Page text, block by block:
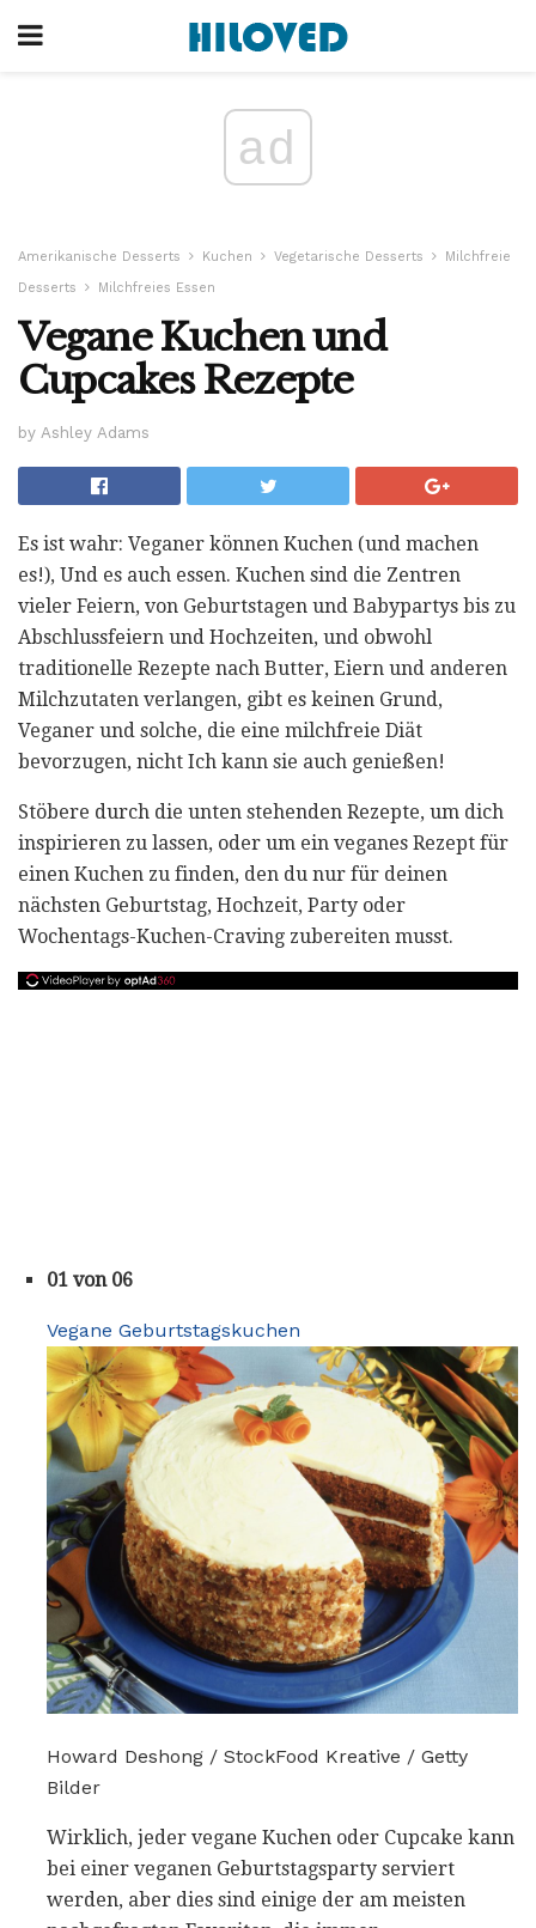
ad
Amerikanische Desserts Kuchen Vegetarische Desserts
Milchfreie
Desserts
Milchfreies Essen
Vegane Kuchen und
Cupcakes Rezepte
by Ashley Adams
Es ist wahr: Veganer können Kuchen (und machen
es!), Und es auch essen. Kuchen sind die Zentren
vieler Feiern, von Geburtstagen und Babypartys bis zu
Abschlussfeiern und Hochzeiten, und obwohl
traditionelle Rezepte nach Butter, Eiern und anderen
Milchzutaten verlangen, gibt es keinen Grund,
Veganer und solche, die eine milchfreie Diät
bevorzugen, nicht Ich kann sie auch genießen!
Stöbere durch die unten stehenden Rezepte, um dich
inspirieren zu lassen, oder um ein veganes Rezept für
einen Kuchen zu finden, den du nur für deinen
nächsten Geburtstag, Hochzeit, Party oder
Wochentags-Kuchen-Craving zubereiten musst.
01 von 06
Vegane Geburtstagskuchen
Howard Deshong / StockFood Kreative / Getty
Bilder
Wirklich, jeder vegane Kuchen oder Cupcake kann
bei einer veganen Geburtstagsparty serviert
werden, aber dies sind einige der am meisten